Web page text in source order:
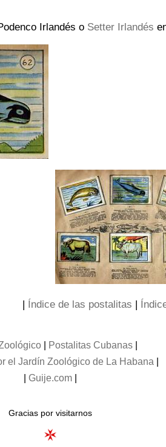
Irlandés o Setter Irlandés
| Índice de las postalitas |
| Postalitas Cubanas|
el Jardín Zoológico de La Habana
Guije.com
Gracias por visitarnos